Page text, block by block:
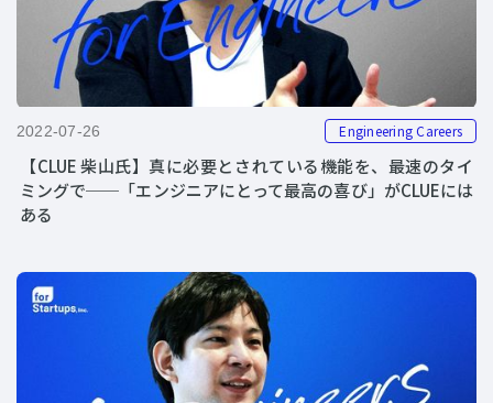
2022-07-26 Engineering Careers
【CLUE 柴山氏】真に必要とされている機能を、最速のタイ
ミングで──「エンジニアにとって最高の喜び」がCLUEには
ある